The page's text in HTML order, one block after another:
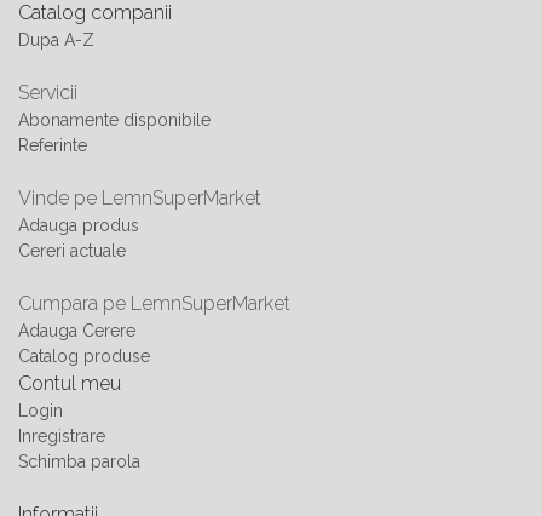
Catalog companii
Dupa A-Z
Servicii
Abonamente disponibile
Referinte
Vinde pe LemnSuperMarket
Adauga produs
Cereri actuale
Cumpara pe LemnSuperMarket
Adauga Cerere
Catalog produse
Contul meu
Login
Inregistrare
Schimba parola